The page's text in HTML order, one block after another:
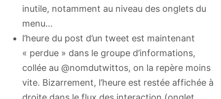
inutile, notamment au niveau des onglets du
menu…
l’heure du post d’un tweet est maintenant
« perdue » dans le groupe d’informations,
collée au @nomdutwittos, on la repère moins
vite. Bizarrement, l’heure est restée affichée à